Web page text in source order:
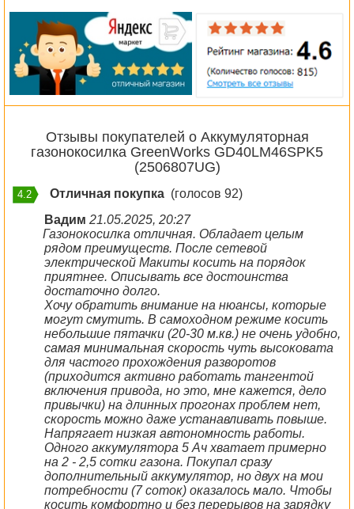
Отзывы покупателей о Аккумуляторная
газонокосилка GreenWorks GD40LM46SPK5
(2506807UG)
4.2 Отличная покупка (голосов 92)
Вадим 21.05.2025, 20:27
Газонокосилка отличная. Обладает целым
рядом преимуществ. После сетевой
электрической Макиты косить на порядок
приятнее. Описывать все достоинства
достаточно долго.
Хочу обратить внимание на нюансы, которые
могут смутить. В самоходном режиме косить
небольшие пятачки (20-30 м.кв.) не очень удобно,
самая минимальная скорость чуть высоковата
для частого прохождения разворотов
(приходится активно работать тангентой
включения привода, но это, мне кажется, дело
привычки) на длинных прогонах проблем нет,
скорость можно даже устанавливать повыше.
Напрягает низкая автономность работы.
Одного аккумулятора 5 Ач хватает примерно
на 2 - 2,5 сотки газона. Покупал сразу
дополнительный аккумулятор, но двух на мои
потребности (7 соток) оказалось мало. Чтобы
косить комфортно и без перерывов на зарядку